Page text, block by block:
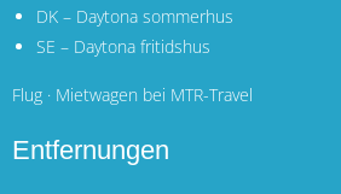
DK – Daytona sommerhus
SE – Daytona fritidshus
Flug · Mietwagen bei MTR-Travel
Entfernungen